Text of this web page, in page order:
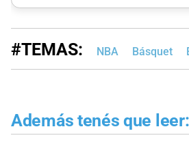
#TEMAS: NBA Básquet
Además tenés que leer: